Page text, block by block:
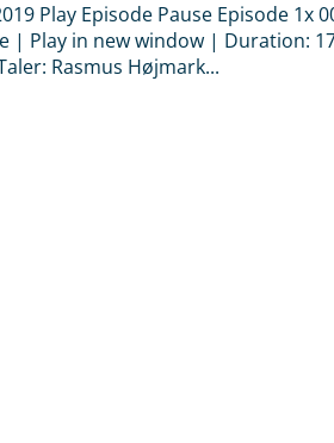
Play Episode Pause Episode 1x
| Play in new window | Duration:
Rasmus Højmark...